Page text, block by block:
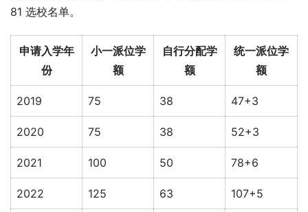
81 选校名单。
申请入学年
份
小一派位学
额
自行分配学
额
统一派位学
额
2019 75 38 47+3
2020 75 38 52+3
2021 100 50 78+6
2022 125 63 107+5